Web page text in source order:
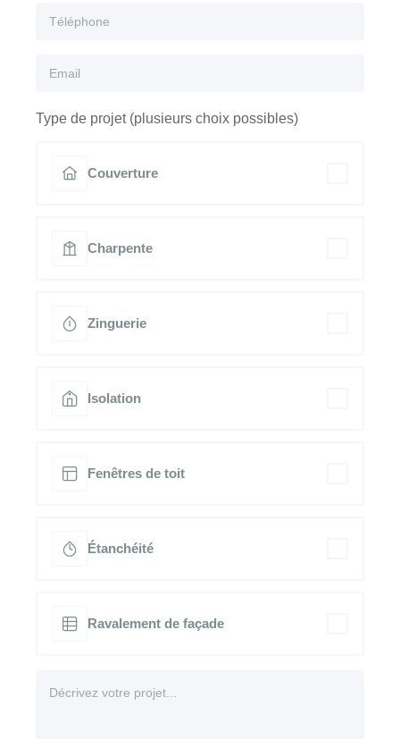
Type de projet (plusieurs choix possibles)
Couverture
Charpente
Zinguerie
Isolation
Fenêtres de toit
Étanchéité
Ravalement de façade